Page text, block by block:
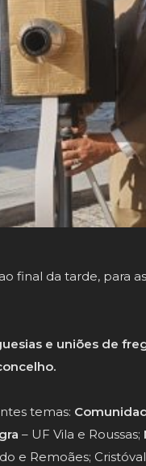
final da tarde, para
e uniões de
temas:
– UF Vila e Roussas;
e Remoães;